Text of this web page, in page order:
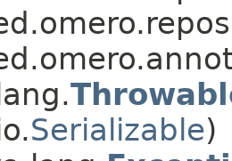
Serializable)